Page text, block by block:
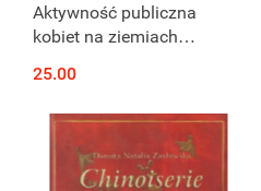
Aktywność publiczna
kobiet na ziemiach
zagadnienia
25.00